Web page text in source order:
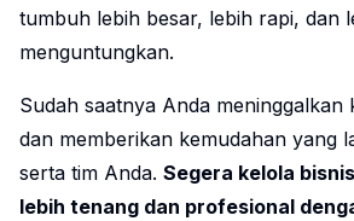
tumbuh lebih besar, lebih rapi, dan
menguntungkan.
Sudah saatnya Anda meninggalkan
dan memberikan kemudahan yang
serta tim Anda. Segera kelola
lebih tenang dan profesional